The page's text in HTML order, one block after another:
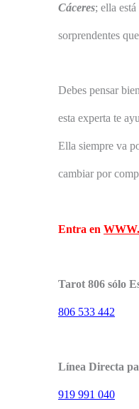
Cáceres; ella
sorprendentes
Debes pensar
esta experta te
Ella siempre va
cambiar por
Entra en
Tarot 806 sólo
806 533 442
Línea Directa
919 991 040